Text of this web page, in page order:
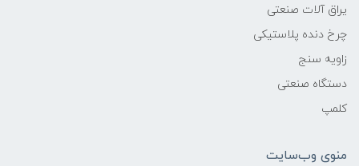
یراق آلات صنعتی
چرخ دنده پلاستیکی
زاویه سنج
دستگاه صنعتی
کلمپ
منوی وب‌سایت